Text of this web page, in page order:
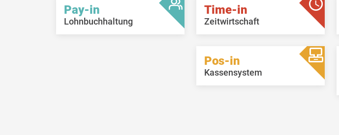
Pay-in
Lohnbuchhaltung
Time-in
Zeitwirtschaft
Pos-in
Kassensystem